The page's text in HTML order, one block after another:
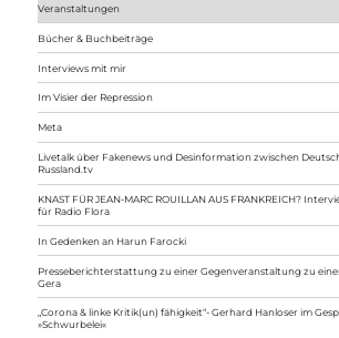
Veranstaltungen
Bücher & Buchbeiträge
Interviews mit mir
Im Visier der Repression
Meta
Livetalk über Fakenews und Desinformation zwischen
Russland.tv
KNAST FÜR JEAN-MARC ROUILLAN AUS FRANKREICH?
für Radio Flora
In Gedenken an Harun Farocki
Presseberichterstattung zu einer Gegenveranstaltung zu
Gera
„Corona & linke Kritik(un) fähigkeit“- Gerhard Hanloser im
»Schwurbelei«